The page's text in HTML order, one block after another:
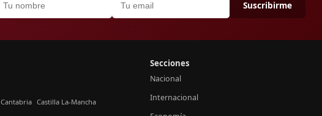
Suscribirme
Cantabria Castilla La-Mancha
Secciones
Nacional
Internacional